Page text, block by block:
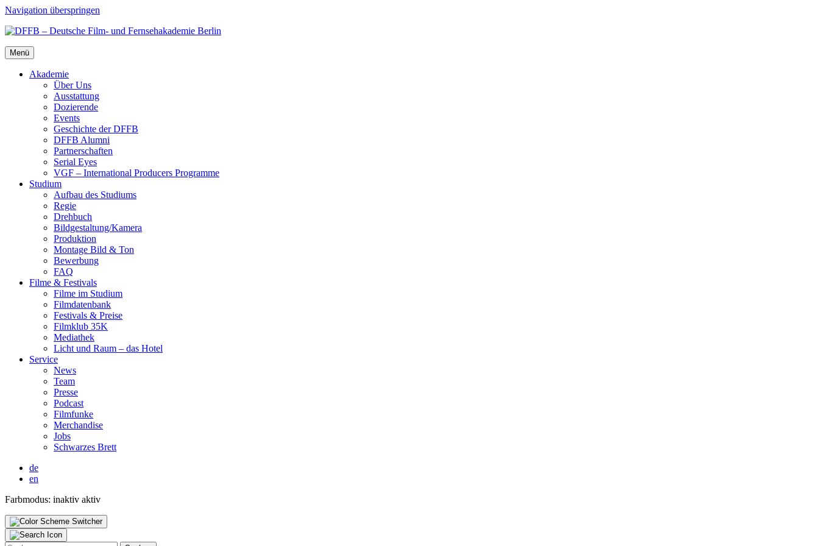
Navigation überspringen
Menü
Aka­de­mie
Über Uns
Aus­stat­tung
Dozie­ren­de
Events
Geschich­te der DFFB
DFFB Alum­ni
Part­ner­schaf­ten
Seri­al Eyes
VGF – Inter­na­tio­nal Pro­du­cers Pro­gram­me
Stu­di­um
Auf­bau des Stu­di­ums
Regie
Dreh­buch
Bildgestaltung/​​Kamera
Pro­duk­ti­on
Mon­ta­ge Bild & Ton
Bewer­bung
FAQ
Fil­me & Fes­ti­vals
Fil­me im Stu­di­um
Film­da­ten­bank
Fes­ti­vals & Prei­se
Film­klub 35K
Media­thek
Licht und Raum – das Hotel
Ser­vice
News
Team
Pres­se
Pod­cast
Film­fun­ke
Mer­chan­di­se
Jobs
Schwar­zes Brett
de
en
Farbmodus: inaktiv aktiv